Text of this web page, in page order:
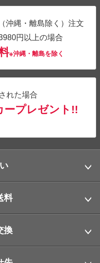
沖縄・離島除く）注文
円以上の場合
※沖縄・離島を除く
れた場合
ープレゼント!!
料
換